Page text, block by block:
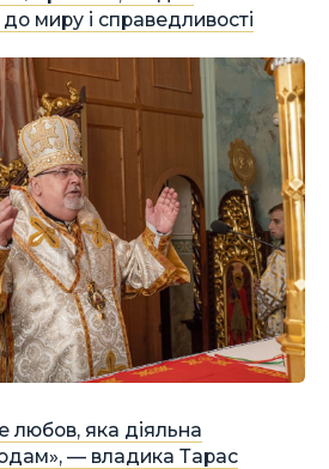
миру і справедливості
любов, яка діяльна
— владика Тарас